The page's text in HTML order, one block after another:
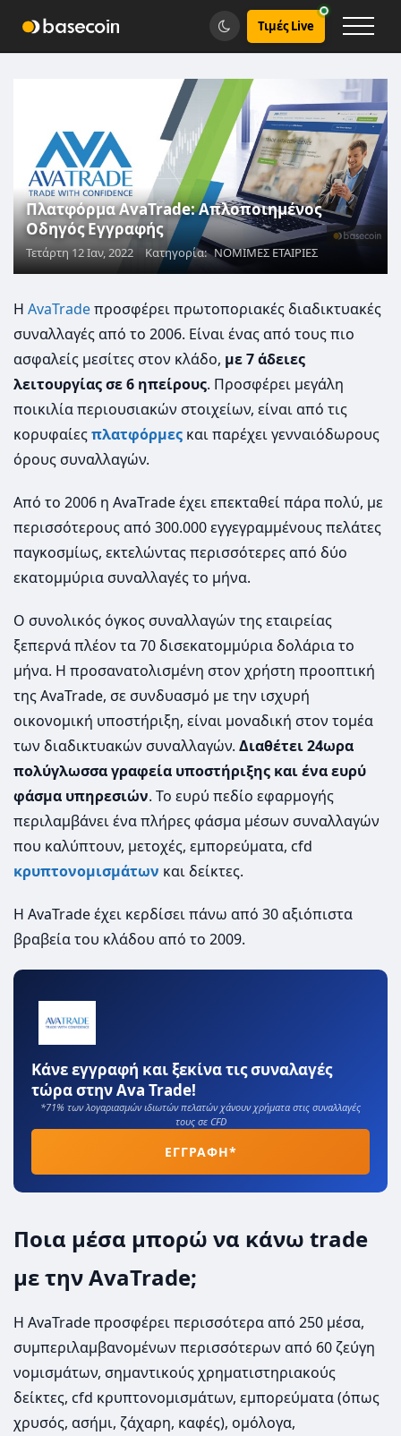
Τιμές Live
Πλατφόρμα AvaTrade: Απλοποιημένος
Οδηγός Εγγραφής
Τετάρτη 12 Ιαν, 2022 Κατηγορία: ΝΟΜΙΜΕΣ ΕΤΑΙΡΙΕΣ
Η AvaTradeπροσφέρει πρωτοποριακές διαδικτυακές
συναλλαγές από το 2006. Είναι ένας από τους πιο
ασφαλείς μεσίτες στον κλάδο, με 7 άδειες
λειτουργίας σε 6 ηπείρους. Προσφέρει μεγάλη
ποικιλία περιουσιακών στοιχείων, είναι από τις
κορυφαίεςπλατφόρμες και παρέχει γενναιόδωρους
όρους συναλλαγών.
Από το 2006 η AvaTrade έχει επεκταθεί πάρα πολύ, με
περισσότερους από 300.000 εγγεγραμμένους πελάτες
παγκοσμίως, εκτελώντας περισσότερες από δύο
εκατομμύρια συναλλαγές το μήνα.
Ο συνολικός όγκος συναλλαγών της εταιρείας
ξεπερνά πλέον τα 70 δισεκατομμύρια δολάρια το
μήνα. Η προσανατολισμένη στον χρήστη προοπτική
της AvaTrade, σε συνδυασμό με την ισχυρή
οικονομική υποστήριξη, είναι μοναδική στον τομέα
των διαδικτυακών συναλλαγών. Διαθέτει 24ωρα
πολύγλωσσα γραφεία υποστήριξης και ένα ευρύ
φάσμα υπηρεσιών. Το ευρύ πεδίο εφαρμογής
περιλαμβάνει ένα πλήρες φάσμα μέσων συναλλαγών
που καλύπτουν, μετοχές, εμπορεύματα, cfd
κρυπτονομισμάτων και δείκτες.
Η AvaTrade έχει κερδίσει πάνω από 30 αξιόπιστα
βραβεία του κλάδου από το 2009.
Κάνε εγγραφή και ξεκίνα τις συναλαγές
τώρα στην Ava Trade!
*71% των λογαριασμών ιδιωτών πελατών χάνουν χρήματα στις συναλλαγές
τους σε CFD
ΕΓΓΡΑΦΗ*
Ποια μέσα μπορώ να κάνω trade
με την AvaTrade;
Η AvaTrade προσφέρει περισσότερα από 250 μέσα,
συμπεριλαμβανομένων περισσότερων από 60 ζεύγη
νομισμάτων, σημαντικούς χρηματιστηριακούς
δείκτες, cfd κρυπτονομισμάτων, εμπορεύματα (όπως
χρυσός, ασήμι, ζάχαρη, καφές), ομόλογα,